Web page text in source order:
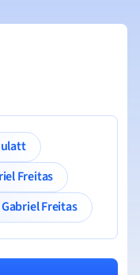
Hulatt
Freitas
Gabriel Freitas